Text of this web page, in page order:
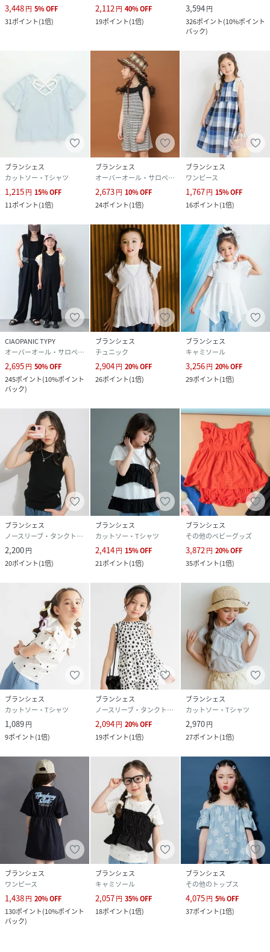
3,448円 5%OFF
31ポイント(1倍)
2,112 円 40%OFF
19ポイント(1倍)
3,594円
326ポイント(10%ポイント
バック)
ブランシェス
カットソー・Tシャツ
1,215円 15%OFF
11ポイント(1倍)
ブランシェス
オーバーオール・サロペット
2,673円 10%OFF
24ポイント(1倍)
ブランシェス
ワンピース
1,767円 15%OFF
16ポイント(1倍)
CIAOPANIC TYPY
オーバーオール・サロペット
2,695円 50%OFF
245ポイント(10%ポイント
バック)
ブランシェス
チュニック
2,904円 20%OFF
26ポイント(1倍)
ブランシェス
キャミソール
3,256円 20%OFF
29ポイント(1倍)
ブランシェス
ノースリーブ・タンクトップ
2,200円
20ポイント(1倍)
ブランシェス
カットソー・Tシャツ
2,414円 15%OFF
21ポイント(1倍)
ブランシェス
その他のベビーグッズ
3,872 円 20%OFF
35ポイント(1倍)
ブランシェス
カットソー・Tシャツ
1,089円
9ポイント(1倍)
ブランシェス
ノースリーブ・タンクトップ
2,094円 20%OFF
19ポイント(1倍)
ブランシェス
カットソー・Tシャツ
2,970円
27ポイント(1倍)
ブランシェス
ワンピース
1,438円 20%OFF
130ポイント(10%ポイント
バック)
ブランシェス
キャミソール
2,057円 35%OFF
18ポイント(1倍)
ブランシェス
その他のトップス
4,075円 5%OFF
37ポイント(1倍)